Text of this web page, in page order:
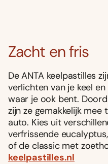
Zacht en fris
De ANTA keelpastilles
verlichten van je keel
waar je ook bent.
zijn ze gemakkelijk mee
auto. Kies uit
verfrissende
of de classic met
keelpastilles.nl